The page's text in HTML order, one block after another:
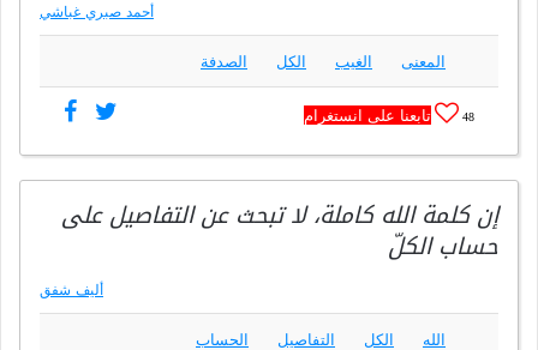
أحمد صبري غباشي
المعنى الغيب الكل الصدفة
48 تابعنا على انستغرام
إن كلمة الله كاملة، لا تبحث عن التفاصيل على
حساب الكلّ
أليف شفق
الله الكل التفاصيل الحساب